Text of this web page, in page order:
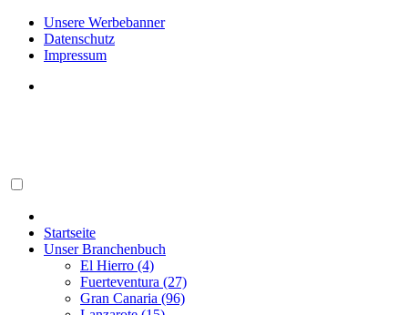
Unsere Werbebanner
Datenschutz
Impressum
Startseite
Unser Branchenbuch
El Hierro (4)
Fuerteventura (27)
Gran Canaria (96)